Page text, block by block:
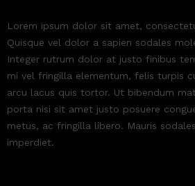
Lorem ipsum dolor sit amet,
Quisque vel dolor a sapien sodales
Integer rutrum dolor at justo finibus
mi vel fringilla elementum, felis turpis
arcu lacus quis tortor. Ut bibendum
porta nisi sit amet justo posuere
metus, ac fringilla libero. Mauris
imperdiet.